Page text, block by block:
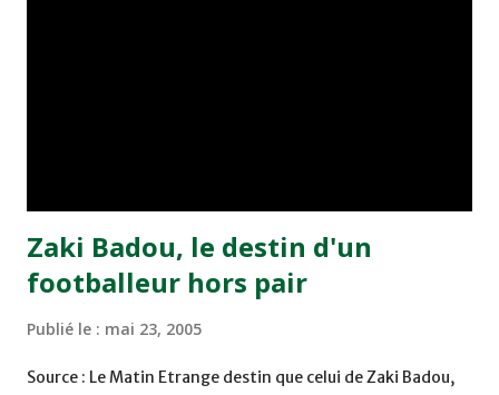
Zaki Badou, le destin d'un
footballeur hors pair
Publié le : mai 23, 2005
Source : Le Matin Etrange destin que celui de Zaki Badou,